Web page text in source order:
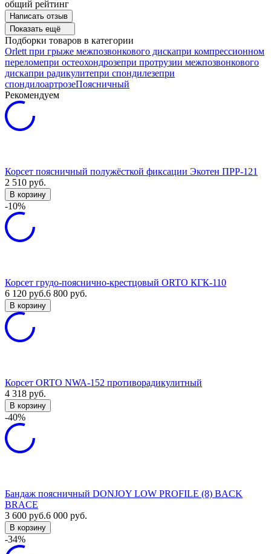
общий рейтинг
Написать отзыв
Показать ещё
Подборки товаров в категории
Orlett при грыже межпозвонкового дискапри компрессионном
переломепри остеохондрозепри протрузии межпозвонкового
дискапри радикулитепри спондилезепри
спондилоартрозеПоясничный
Рекомендуем
Корсет поясничный полужёсткой фиксации Экотен ПРР-121
2 510 руб.
В корзину
-10%
Корсет грудо-пояснично-крестцовый ORTO КГК-110
6 120 руб.6 800 руб.
В корзину
Корсет ORTO NWA-152 противорадикулитный
4 318 руб.
В корзину
-40%
Бандаж поясничный DONJOY LOW PROFILE (8) BACK
BRACE
3 600 руб.6 000 руб.
В корзину
-34%